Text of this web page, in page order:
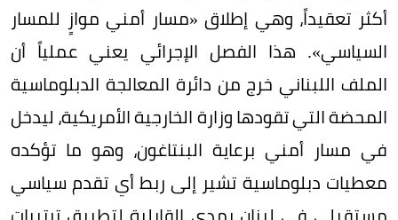
أكثر تعقيداً، وهي إطلاق «مسار أمني موازٍ للمسار
السياسي». هذا الفصل الإجرائي يعني عملياً أن
الملف اللبناني خرج من دائرة المعالجة الدبلوماسية
المحضة التي تقودها وزارة الخارجية الأمريكية، ليدخل
في مسار أمني برعاية البنتاغون، وهو ما تؤكده
معطيات دبلوماسية تشير إلى ربط أي تقدم سياسي